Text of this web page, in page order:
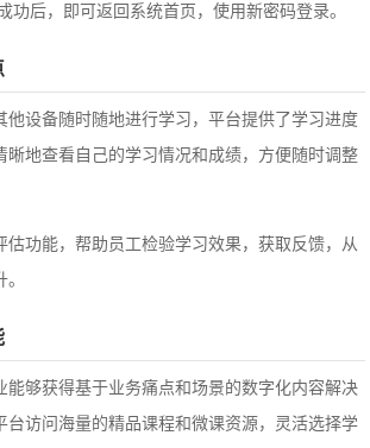
功后，即可返回系统首页，使用新密码登录。
他设备随时随地进行学习，平台提供了学习进度
晰地查看自己的学习情况和成绩，方便随时调整
估功能，帮助员工检验学习效果，获取反馈，从
能够获得基于业务痛点和场景的数字化内容解决
台访问海量的精品课程和微课资源，灵活选择学